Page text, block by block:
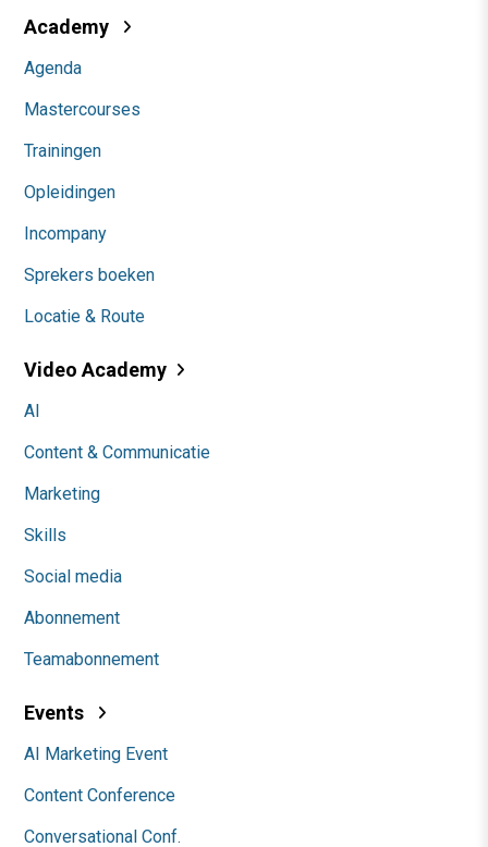
Academy
Agenda
Mastercourses
Trainingen
Opleidingen
Incompany
Sprekers boeken
Locatie & Route
Video Academy
AI
Content & Communicatie
Marketing
Skills
Social media
Abonnement
Teamabonnement
Events
AI Marketing Event
Content Conference
Conversational Conf.